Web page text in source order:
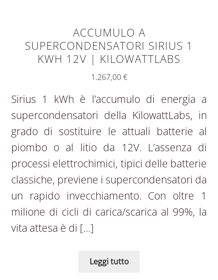
ACCUMULO A
SUPERCONDENSATORI SIRIUS 1
KWH 12V | KILOWATTLABS
1.267,00€
Sirius 1 kWh è l’accumulo di energia a
supercondensatori della KilowattLabs, in
grado di sostituire le attuali batterie al
piombo o al litio da 12V. L’assenza di
processi elettrochimici, tipici delle batterie
classiche, previene i supercondensatori da
un rapido invecchiamento. Con oltre 1
milione di cicli di carica/scarica al 99%, la
vita attesa è di […]
Leggi tutto